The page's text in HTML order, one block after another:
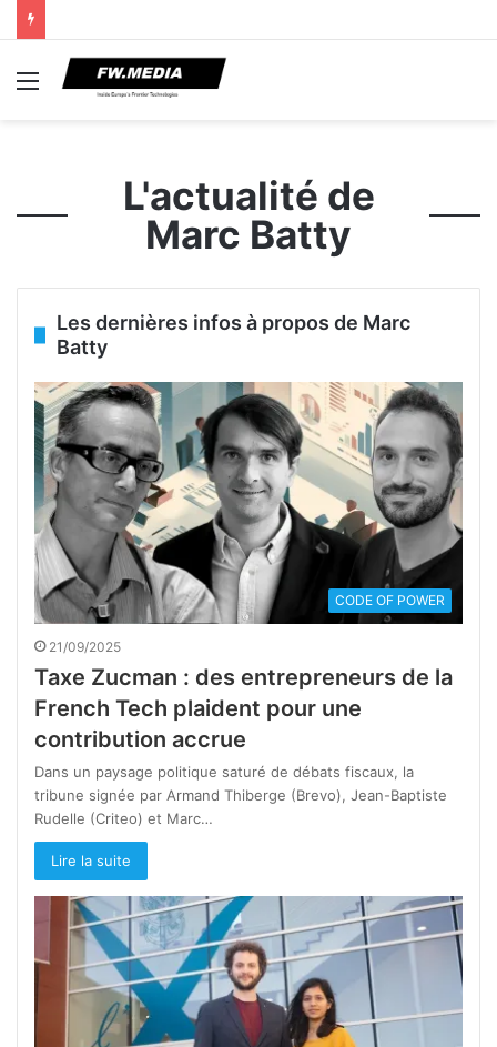
Menu
L'actualité de
Marc Batty
Les dernières infos à propos de Marc
Batty
CODE OF POWER
21/09/2025
Taxe Zucman : des entrepreneurs de la
French Tech plaident pour une
contribution accrue
Dans un paysage politique saturé de débats fiscaux, la
tribune signée par Armand Thiberge (Brevo), Jean-Baptiste
Rudelle (Criteo) et Marc…
Lire la suite